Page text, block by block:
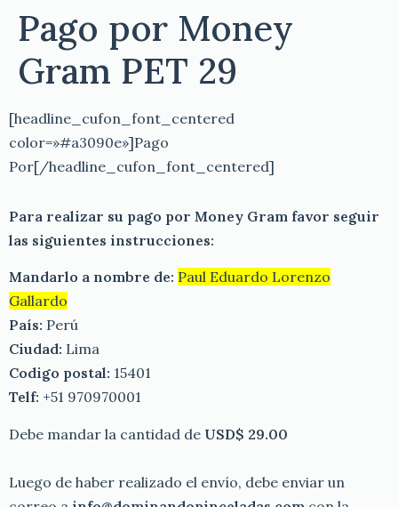
Pago por Money
Gram PET 29
[headline_cufon_font_centered
color=»#a3090e»]Pago
Por[/headline_cufon_font_centered]
Para realizar su pago por Money Gram favor seguir
las siguientes instrucciones:
Mandarlo a nombre de: Paul Eduardo Lorenzo
Gallardo
País: Perú
Ciudad: Lima
Codigo postal: 15401
Telf: +51 970970001
Debe mandar la cantidad de USD$ 29.00
Luego de haber realizado el envío, debe enviar un